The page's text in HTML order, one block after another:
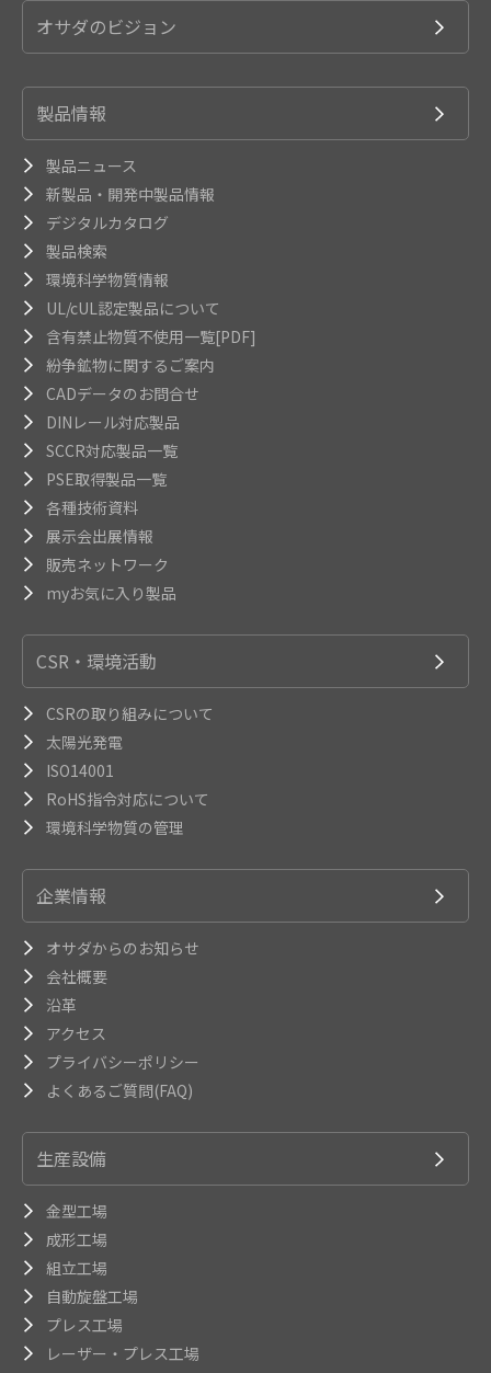
オサダのビジョン
製品情報
製品ニュース
新製品・開発中製品情報
デジタルカタログ
製品検索
環境科学物質情報
UL/cUL認定製品について
含有禁止物質不使用一覧[PDF]
紛争鉱物に関するご案内
CADデータのお問合せ
DINレール対応製品
SCCR対応製品一覧
PSE取得製品一覧
各種技術資料
展示会出展情報
販売ネットワーク
myお気に入り製品
CSR・環境活動
CSRの取り組みについて
太陽光発電
ISO14001
RoHS指令対応について
環境科学物質の管理
企業情報
オサダからのお知らせ
会社概要
沿革
アクセス
プライバシーポリシー
よくあるご質問(FAQ)
生産設備
金型工場
成形工場
組立工場
自動旋盤工場
プレス工場
レーザー・プレス工場